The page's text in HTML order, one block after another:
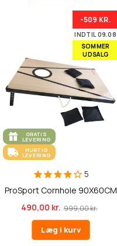
-509 KR.
INDTIL 09.08
SOMMER
UDSALG
GRATIS
LEVERING
HURTIG
LEVERING
5
ProSport Cornhole 90X60CM
490,00 kr. 999,00 kr.
Læg i kurv